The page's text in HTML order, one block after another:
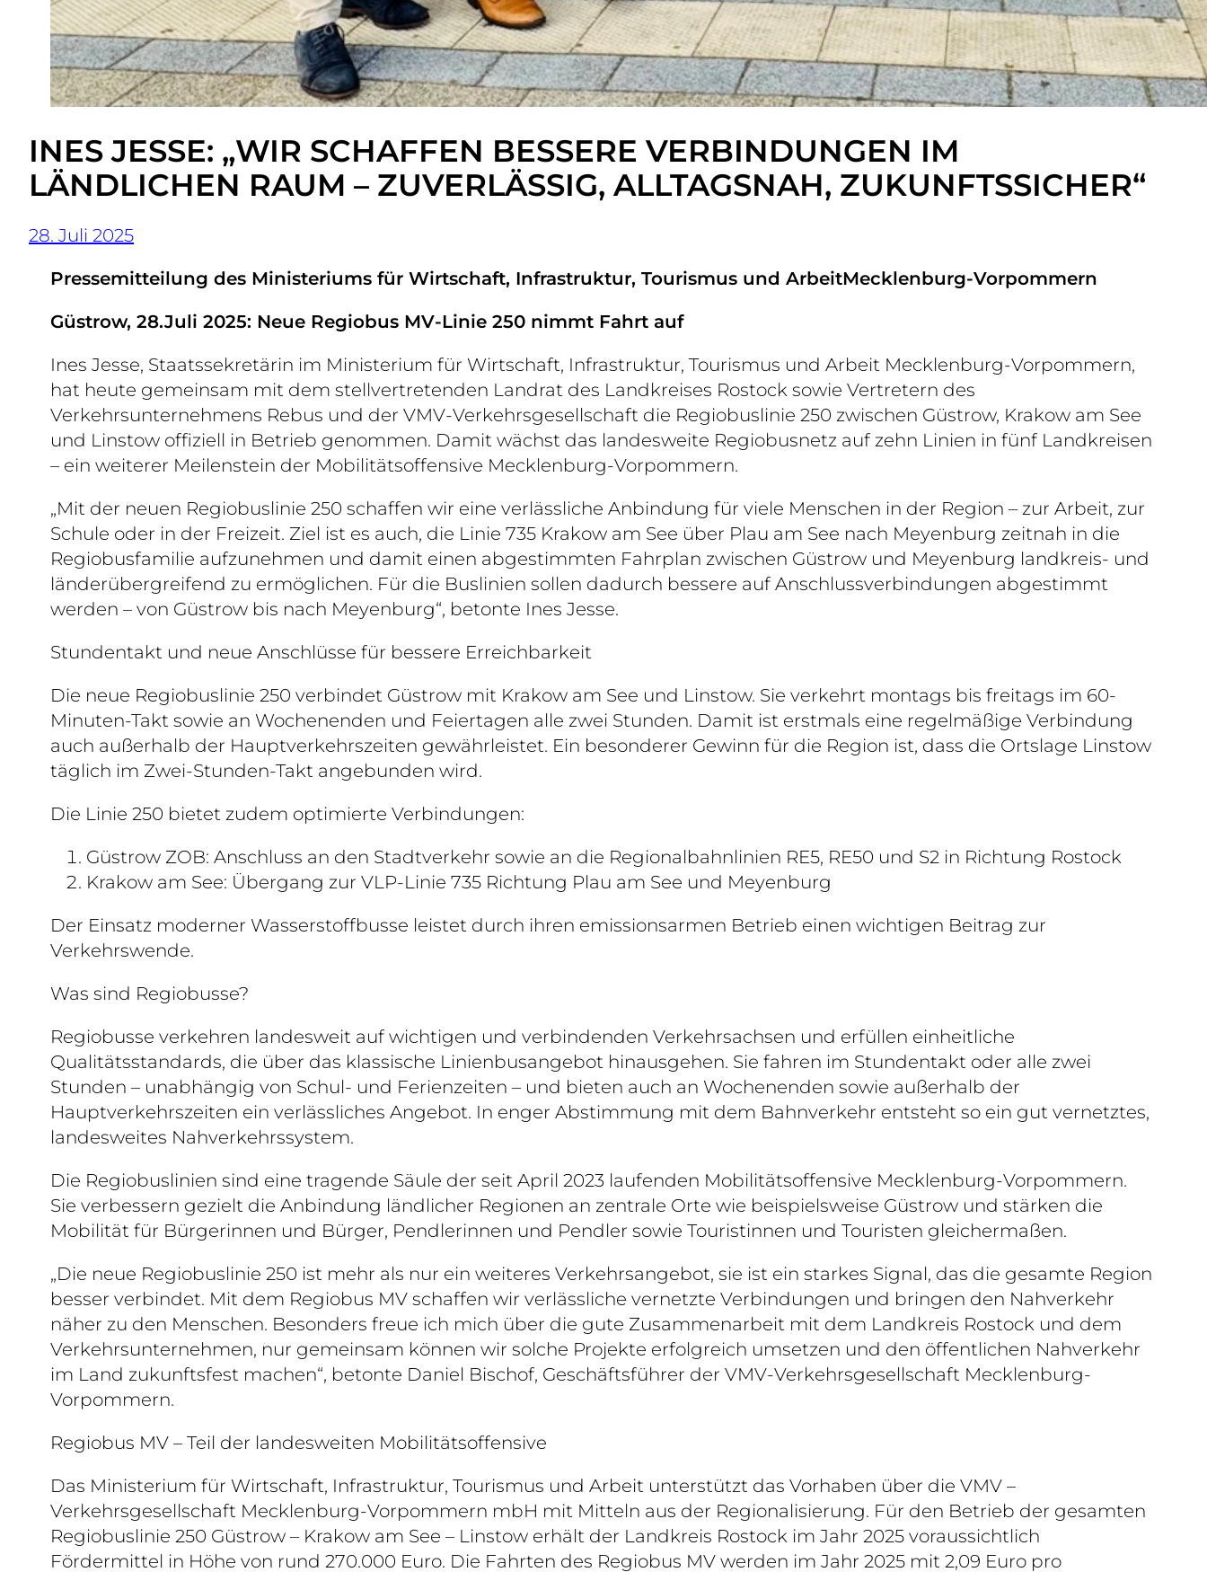
INES JESSE: „WIR SCHAFFEN BESSERE VERBINDUNGEN IM
LÄNDLICHEN RAUM – ZUVERLÄSSIG, ALLTAGSNAH, ZUKUNFTSSICHER“
28. Juli 2025
Pressemitteilung des Ministeriums für Wirtschaft, Infrastruktur, Tourismus und ArbeitMecklenburg-Vorpommern
Güstrow, 28.Juli 2025: Neue Regiobus MV-Linie 250 nimmt Fahrt auf
Ines Jesse, Staatssekretärin im Ministerium für Wirtschaft, Infrastruktur, Tourismus und Arbeit Mecklenburg-Vorpommern,
hat heute gemeinsam mit dem stellvertretenden Landrat des Landkreises Rostock sowie Vertretern des
Verkehrsunternehmens Rebus und der VMV-Verkehrsgesellschaft die Regiobuslinie 250 zwischen Güstrow, Krakow am See
und Linstow offiziell in Betrieb genommen. Damit wächst das landesweite Regiobusnetz auf zehn Linien in fünf Landkreisen
– ein weiterer Meilenstein der Mobilitätsoffensive Mecklenburg-Vorpommern.
„Mit der neuen Regiobuslinie 250 schaffen wir eine verlässliche Anbindung für viele Menschen in der Region – zur Arbeit, zur
Schule oder in der Freizeit. Ziel ist es auch, die Linie 735 Krakow am See über Plau am See nach Meyenburg zeitnah in die
Regiobusfamilie aufzunehmen und damit einen abgestimmten Fahrplan zwischen Güstrow und Meyenburg landkreis- und
länderübergreifend zu ermöglichen. Für die Buslinien sollen dadurch bessere auf Anschlussverbindungen abgestimmt
werden – von Güstrow bis nach Meyenburg“, betonte Ines Jesse.
Stundentakt und neue Anschlüsse für bessere Erreichbarkeit
Die neue Regiobuslinie 250 verbindet Güstrow mit Krakow am See und Linstow. Sie verkehrt montags bis freitags im 60-
Minuten-Takt sowie an Wochenenden und Feiertagen alle zwei Stunden. Damit ist erstmals eine regelmäßige Verbindung
auch außerhalb der Hauptverkehrszeiten gewährleistet. Ein besonderer Gewinn für die Region ist, dass die Ortslage Linstow
täglich im Zwei-Stunden-Takt angebunden wird.
Die Linie 250 bietet zudem optimierte Verbindungen:
Güstrow ZOB: Anschluss an den Stadtverkehr sowie an die Regionalbahnlinien RE5, RE50 und S2 in Richtung Rostock
Krakow am See: Übergang zur VLP-Linie 735 Richtung Plau am See und Meyenburg
Der Einsatz moderner Wasserstoffbusse leistet durch ihren emissionsarmen Betrieb einen wichtigen Beitrag zur
Verkehrswende.
Was sind Regiobusse?
Regiobusse verkehren landesweit auf wichtigen und verbindenden Verkehrsachsen und erfüllen einheitliche
Qualitätsstandards, die über das klassische Linienbusangebot hinausgehen. Sie fahren im Stundentakt oder alle zwei
Stunden – unabhängig von Schul- und Ferienzeiten – und bieten auch an Wochenenden sowie außerhalb der
Hauptverkehrszeiten ein verlässliches Angebot. In enger Abstimmung mit dem Bahnverkehr entsteht so ein gut vernetztes,
landesweites Nahverkehrssystem.
Die Regiobuslinien sind eine tragende Säule der seit April 2023 laufenden Mobilitätsoffensive Mecklenburg-Vorpommern.
Sie verbessern gezielt die Anbindung ländlicher Regionen an zentrale Orte wie beispielsweise Güstrow und stärken die
Mobilität für Bürgerinnen und Bürger, Pendlerinnen und Pendler sowie Touristinnen und Touristen gleichermaßen.
„Die neue Regiobuslinie 250 ist mehr als nur ein weiteres Verkehrsangebot, sie ist ein starkes Signal, das die gesamte Region
besser verbindet. Mit dem Regiobus MV schaffen wir verlässliche vernetzte Verbindungen und bringen den Nahverkehr
näher zu den Menschen. Besonders freue ich mich über die gute Zusammenarbeit mit dem Landkreis Rostock und dem
Verkehrsunternehmen, nur gemeinsam können wir solche Projekte erfolgreich umsetzen und den öffentlichen Nahverkehr
im Land zukunftsfest machen“, betonte Daniel Bischof, Geschäftsführer der VMV-Verkehrsgesellschaft Mecklenburg-
Vorpommern.
Regiobus MV – Teil der landesweiten Mobilitätsoffensive
Das Ministerium für Wirtschaft, Infrastruktur, Tourismus und Arbeit unterstützt das Vorhaben über die VMV –
Verkehrsgesellschaft Mecklenburg-Vorpommern mbH mit Mitteln aus der Regionalisierung. Für den Betrieb der gesamten
Regiobuslinie 250 Güstrow – Krakow am See – Linstow erhält der Landkreis Rostock im Jahr 2025 voraussichtlich
Fördermittel in Höhe von rund 270.000 Euro. Die Fahrten des Regiobus MV werden im Jahr 2025 mit 2,09 Euro pro